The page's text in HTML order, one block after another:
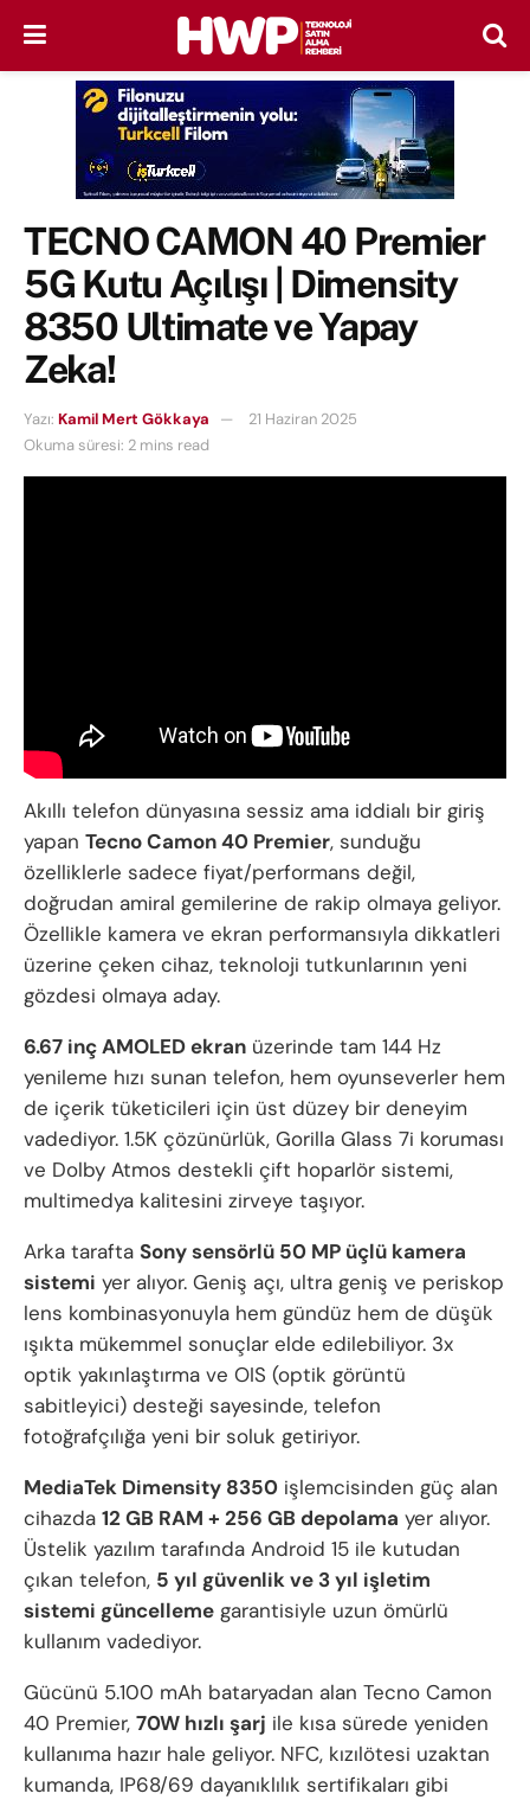
TECNO CAMON 40 Premier
5G Kutu Açılışı | Dimensity
8350 Ultimate ve Yapay
Zeka!
Yazı: Kamil Mert Gökkaya
21 Haziran 2025
Okuma süresi: 2 mins read
Akıllı telefon dünyasına sessiz ama iddialı bir giriş
yapan Tecno Camon 40 Premier, sunduğu
özelliklerle sadece fiyat/performans değil,
doğrudan amiral gemilerine de rakip olmaya geliyor.
Özellikle kamera ve ekran performansıyla dikkatleri
üzerine çeken cihaz, teknoloji tutkunlarının yeni
gözdesi olmaya aday.
6.67 inç AMOLED ekran üzerinde tam 144 Hz
yenileme hızı sunan telefon, hem oyunseverler hem
de içerik tüketicileri için üst düzey bir deneyim
vadediyor. 1.5K çözünürlük, Gorilla Glass 7i koruması
ve Dolby Atmos destekli çift hoparlör sistemi,
multimedya kalitesini zirveye taşıyor.
Arka tarafta Sony sensörlü 50 MP üçlü kamera
sistemi yer alıyor. Geniş açı, ultra geniş ve periskop
lens kombinasyonuyla hem gündüz hem de düşük
ışıkta mükemmel sonuçlar elde edilebiliyor. 3x
optik yakınlaştırma ve OIS (optik görüntü
sabitleyici) desteği sayesinde, telefon
fotoğrafçılığa yeni bir soluk getiriyor.
MediaTek Dimensity 8350 işlemcisinden güç alan
cihazda 12 GB RAM + 256 GB depolama yer alıyor.
Üstelik yazılım tarafında Android 15 ile kutudan
çıkan telefon, 5 yıl güvenlik ve 3 yıl işletim
sistemi güncelleme garantisiyle uzun ömürlü
kullanım vadediyor.
Gücünü 5.100 mAh bataryadan alan Tecno Camon
40 Premier, 70W hızlı şarj ile kısa sürede yeniden
kullanıma hazır hale geliyor. NFC, kızılötesi uzaktan
kumanda, IP68/69 dayanıklılık sertifikaları gibi